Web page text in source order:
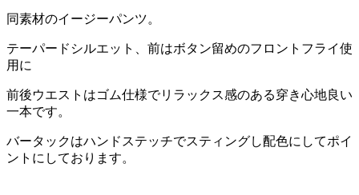
同素材のイージーパンツ。
テーパードシルエット、前はボタン留めのフロントフライ使
用に
前後ウエストはゴム仕様でリラックス感のある穿き心地良い
一本です。
バータックはハンドステッチでスティングし配色にしてポイ
ントにしております。